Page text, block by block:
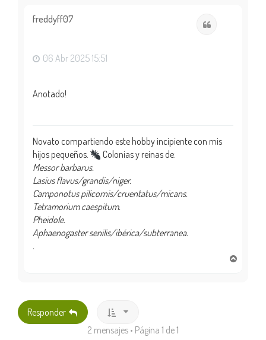
freddyff07
06 Abr 2025 15:51
Anotado!
Novato compartiendo este hobby incipiente con mis
hijos pequeños.
Colonias y reinas de:
Messor barbarus.
Lasius flavus/grandis/niger.
Camponotus pilicornis/cruentatus/micans.
Tetramorium caespitum.
Pheidole.
Aphaenogaster senilis/ibérica/subterranea.
.
Responder
2 mensajes • Página 1 de1